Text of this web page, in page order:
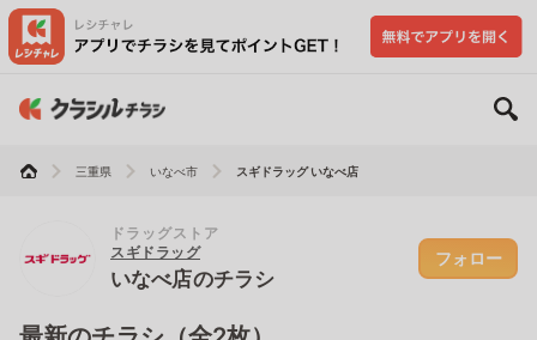
三重県 いなべ市 スギドラッグ いなべ店
ドラッグストア
スギドラッグ
いなべ店のチラシ
フォロー